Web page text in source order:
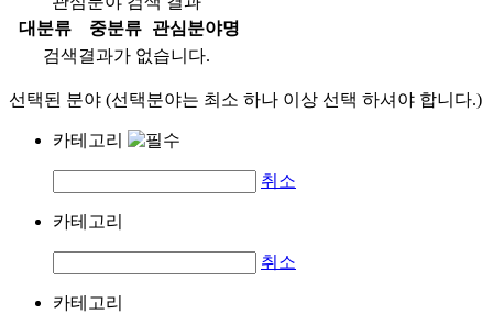
대분류
중분류
관심분야명
검색결과가 없습니다.
선택된 분야 (선택분야는 최소 하나 이상 선택 하셔야 합니다.)
카테고리
취소
카테고리
취소
카테고리